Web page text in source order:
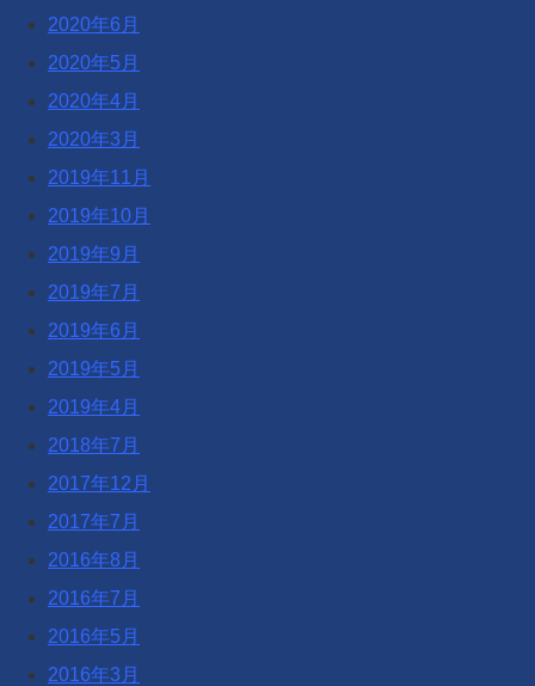
2020年6月
2020年5月
2020年4月
2020年3月
2019年11月
2019年10月
2019年9月
2019年7月
2019年6月
2019年5月
2019年4月
2018年7月
2017年12月
2017年7月
2016年8月
2016年7月
2016年5月
2016年3月